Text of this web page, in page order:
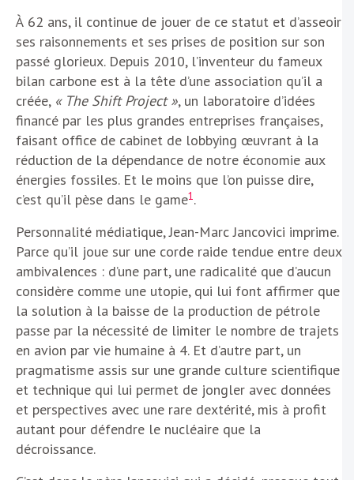
À 62 ans, il continue de jouer de ce statut et d’asseoir
ses raisonnements et ses prises de position sur son
passé glorieux. Depuis 2010, l’inventeur du fameux
bilan carbone est à la tête d’une association qu’il a
créée, « The Shift Project », un laboratoire d’idées
financé par les plus grandes entreprises françaises,
faisant office de cabinet de lobbying œuvrant à la
réduction de la dépendance de notre économie aux
énergies fossiles. Et le moins que l’on puisse dire,
c’est qu’il pèse dans le game1 .
Personnalité médiatique, Jean-Marc Jancovici imprime.
Parce qu’il joue sur une corde raide tendue entre deux
ambivalences : d’une part, une radicalité que d’aucun
considère comme une utopie, qui lui font affirmer que
la solution à la baisse de la production de pétrole
passe par la nécessité de limiter le nombre de trajets
en avion par vie humaine à 4. Et d’autre part, un
pragmatisme assis sur une grande culture scientifique
et technique qui lui permet de jongler avec données
et perspectives avec une rare dextérité, mis à profit
autant pour défendre le nucléaire que la
décroissance.